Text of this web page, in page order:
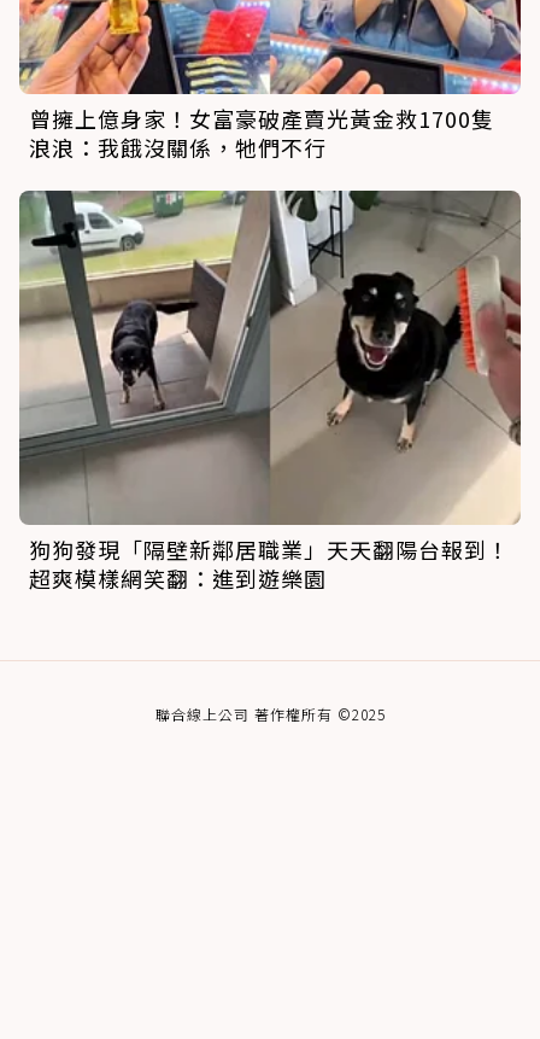
曾擁上億身家！女富豪破產賣光黃金救1700隻
浪浪：我餓沒關係，牠們不行
狗狗發現「隔壁新鄰居職業」天天翻陽台報到！
超爽模樣網笑翻：進到遊樂園
聯合線上公司 著作權所有 ©2025